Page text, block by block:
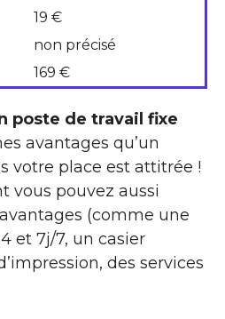
19 €
non précisé
169 €
poste de travail fixe
avantages qu’un
votre place est attitrée !
vous pouvez aussi
(comme une
et 7j/7, un casier
des services